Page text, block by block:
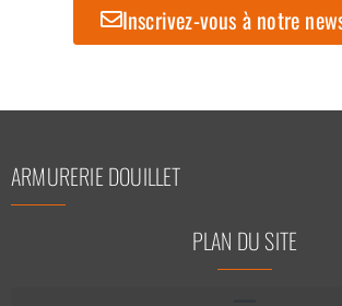
Inscrivez-vous à notre
ARMURERIE DOUILLET
PLAN DU SITE